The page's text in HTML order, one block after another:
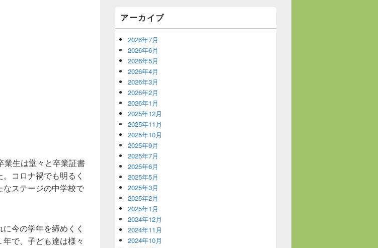
業生は堂々と卒業証書
コロナ禍でも明るく
ステージの中学校で
今の学年を締めくく
で、子ども達は様々
アーカイブ
2026年7月
2026年6月
2026年5月
2026年4月
2026年3月
2026年2月
2026年1月
2025年12月
2025年11月
2025年10月
2025年9月
2025年7月
2025年6月
2025年5月
2025年3月
2025年2月
2025年1月
2024年12月
2024年11月
2024年10月